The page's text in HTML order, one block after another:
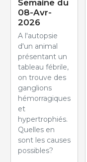
Semaine du
08-Avr-
2026
A l'autopsie
d'un animal
présentant un
tableau fébrile,
on trouve des
ganglions
hémorragiques
et
hypertrophiés.
Quelles en
sont les causes
possibles?